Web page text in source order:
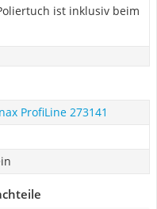
ist inklusiv beim
ProfiLine 273141